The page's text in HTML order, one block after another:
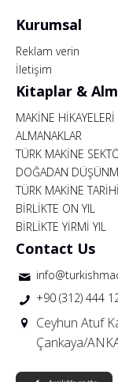
Kurumsal
Reklam verin
İletişim
Kitaplar &
MAKİNE HİKAYELERİ
ALMANAKLAR
TÜRK MAKİNE
DOĞADAN
TÜRK MAKİNE TARİHİ
BİRLİKTE ON YIL
BİRLİKTE YİRMİ YIL
Contact Us
+90 (312) 444
Ceyhun Atuf
Çankaya/